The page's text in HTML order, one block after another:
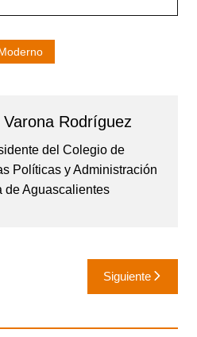
Rodríguez
del Colegio de
Políticas y Administración
de Aguascalientes
Siguiente